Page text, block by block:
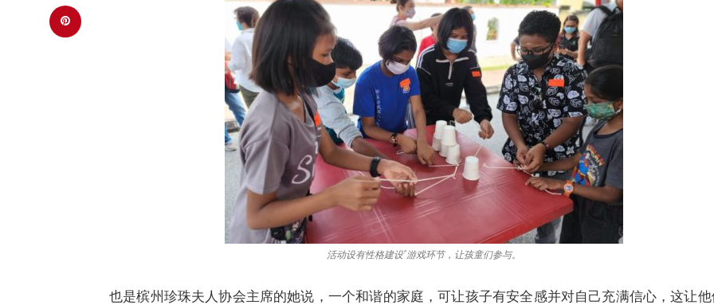
活动设有性格建设”游戏环节，让孩童们参与。
也是槟州珍珠夫人协会主席的她说，一个和谐的家庭，可让孩子有安全感并对自己充满信心，这让